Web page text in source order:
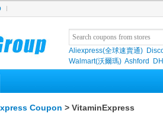
Aliexpress(全球速賣通)
Walmart(沃爾瑪) Ashford
Coupon > VitaminExpress